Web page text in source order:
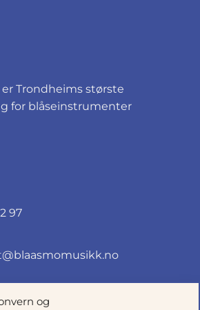
og
Trondheims største
for blåseinstrumenter
97
46, 7010 TRONDHEIM